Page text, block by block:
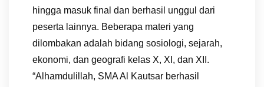
hingga masuk final dan berhasil unggul dari
peserta lainnya. Beberapa materi yang
dilombakan adalah bidang sosiologi, sejarah,
ekonomi, dan geografi kelas X, XI, dan XII.
“Alhamdulillah, SMA Al Kautsar berhasil